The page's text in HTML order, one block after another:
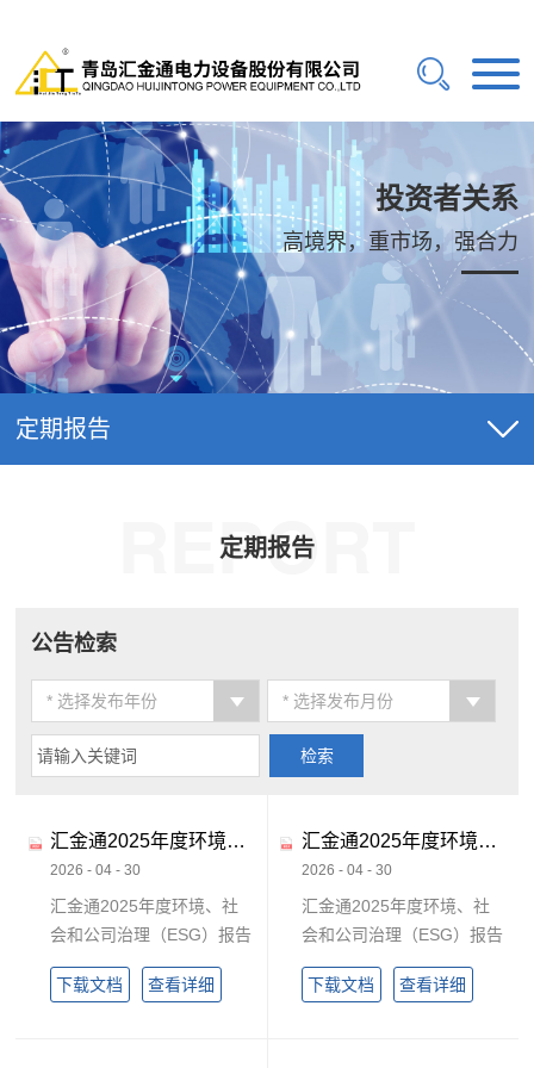
投资者关系
高境界，重市场，强合力
定期报告
REPORT
定期报告
公告检索
* 选择发布年份 * 选择发布月份
汇金通2025年度环境、
社会和公司治理
2026 - 04 - 30
汇金通2025年度环境、社
会和公司治理（ESG）报告
摘要
下载文档
查看详细
汇金通2025年度环境、
社会和公司治理
2026 - 04 - 30
汇金通2025年度环境、社
会和公司治理（ESG）报告
下载文档 查看详细